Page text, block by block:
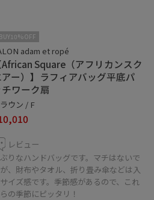
す。
、お使いのモニター環境によ
合がございます。
の色味をご参照ください。
コーディネートや、
ップ！
に入り】タブから
す！
入りお願いします♡
adam et ropé
African Square（アフリカンスク
ー）】ラフィアバッグ平底パ
チワーク扇
ウン / F
レビュー
りなハンドバッグです。マチはないで
、財布やタオル、折り畳み傘などは入
イズ感です。季節感があるので、これ
の季節にピッタリ！